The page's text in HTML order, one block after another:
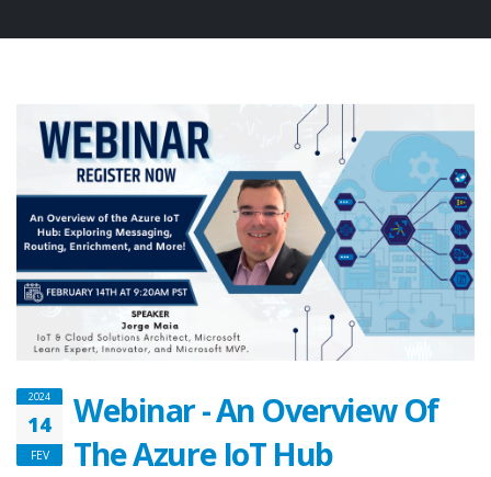
2024
14
FEV
Webinar - An Overview Of
The Azure IoT Hub